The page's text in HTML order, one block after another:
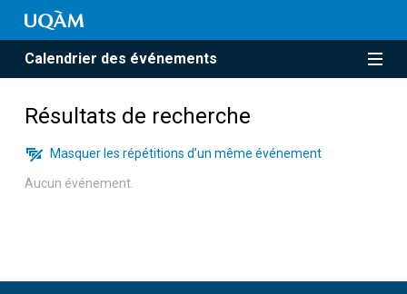
Calendrier des événements
Résultats de recherche
Masquer les répétitions d’un même événement
Aucun événement.